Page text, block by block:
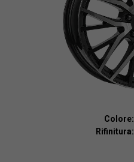
Colore:
Rifinitura: